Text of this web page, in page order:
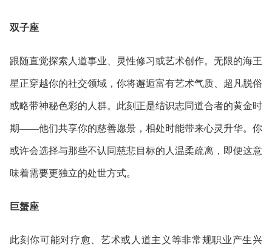
双子座
跟随直觉探索人道事业、灵性修习或艺术创作。无限的海王
星正穿越你的社交领域，你将邂逅富有艺术气质、超凡脱俗
或略带神秘色彩的人群。此刻正是结识志同道合者的黄金时
期——他们共享你的慈善愿景，相处时能带来心灵升华。你
或许会选择与那些不认同慈悲目标的人温柔疏离，即便这意
味着需要更独立的处世方式。
巨蟹座
此刻你可能对疗愈、艺术或人道主义等非常规职业产生兴